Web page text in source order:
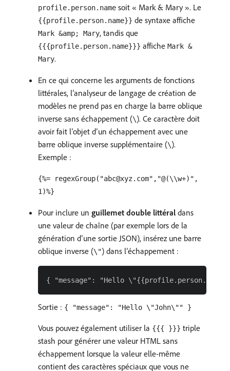
profile.person.name soit « Mark & Mary ». Le
{{profile.person.name}} de syntaxe affiche
Mark &amp; Mary, tandis que
{{{profile.person.name}}} affiche Mark &
Mary.
En ce qui concerne les arguments de fonctions
littérales, l’analyseur de langage de création de
modèles ne prend pas en charge la barre oblique
inverse sans échappement (\). Ce caractère doit
avoir fait l’objet d’un échappement avec une
barre oblique inverse supplémentaire (\).
Exemple :
{%= regexGroup("abc@xyz.com","@(\\w+)",
1)%}
Pour inclure un guillemet double littéral dans
une valeur de chaîne (par exemple lors de la
génération d’une sortie JSON), insérez une barre
oblique inverse (\") dans l’échappement :
Sortie : { "message": "Hello \"John\"" }
Vous pouvez également utiliser la {{{ }}} triple
stash pour générer une valeur HTML sans
échappement lorsque la valeur elle-même
contient des caractères spéciaux que vous ne